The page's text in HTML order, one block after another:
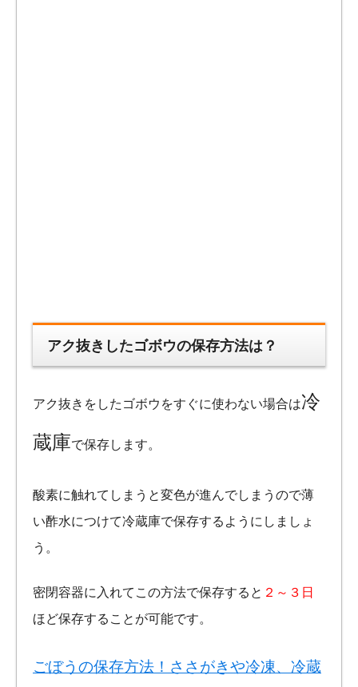
アク抜きしたゴボウの保存方法は？
アク抜きをしたゴボウをすぐに使わない場合は冷
蔵庫で保存します。
酸素に触れてしまうと変色が進んでしまうので薄
い酢水につけて冷蔵庫で保存するようにしましょ
う。
密閉容器に入れてこの方法で保存すると ２～３日
ほど保存することが可能です。
ごぼうの保存方法！ささがきや冷凍、冷蔵